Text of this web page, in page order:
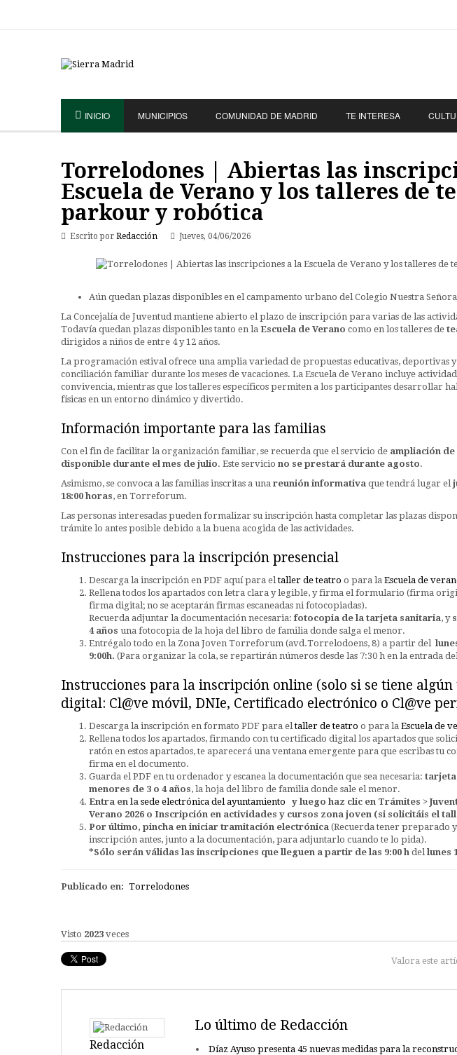
INICIO MUNICIPIOS COMUNIDAD DE MADRID TE INTERESA
Torrelodones | Abiertas las
Escuela de Verano y los talleres de
parkour y robótica
Escrito por Redacción Jueves, 04/06/2026
Aún quedan plazas disponibles en el campamento urbano del Colegio Nuestra
La Concejalía de Juventud mantiene abierto el plazo de inscripción para varias de las
Todavía quedan plazas disponibles tanto en la Escuela de Verano como en los talleres de
dirigidos a niños de entre 4 y 12 años.
La programación estival ofrece una amplia variedad de propuestas educativas, deportivas
conciliación familiar durante los meses de vacaciones. La Escuela de Verano incluye
convivencia, mientras que los talleres específicos permiten a los participantes desarrollar
físicas en un entorno dinámico y divertido.
Información importante para las familias
Con el fin de facilitar la organización familiar, se recuerda que el servicio de ampliación
disponible durante el mes de julio. Este servicio no se prestará durante agosto.
Asimismo, se convoca a las familias inscritas a una reunión informativa que tendrá lugar el
18:00 horas, en Torreforum.
Las personas interesadas pueden formalizar su inscripción hasta completar las plazas
trámite lo antes posible debido a la buena acogida de las actividades.
Instrucciones para la inscripción presencial
Descarga la inscripción en PDF aquí para eltaller de teatro o para la Escuela de
Rellena todos los apartados con letra clara y legible, y firma el formulario (firma
firma digital; no se aceptarán firmas escaneadas ni fotocopiadas).
Recuerda adjuntar la documentación necesaria: fotocopia de la tarjeta sanitaria, y
4 años una fotocopia de la hoja del libro de familia donde salga el menor.
Entrégalo todo en la Zona Joven Torreforum (avd.Torrelodoens, 8) a partir del
9:00h. (Para organizar la cola, se repartirán números desde las 7:30 h en la entrada
Instrucciones para la inscripción online (solo si se tiene
digital: Cl@ve móvil, DNIe, Certificado electrónico o Cl@ve
Descarga la inscripción en formato PDF para eltaller de teatro o para la Escuela de
Rellena todos los apartados, firmando con tu certificado digital los apartados que
ratón en estos apartados, te aparecerá una ventana emergente para que escribas tu
firma en el documento.
Guarda el PDF en tu ordenador y escanea la documentación que sea necesaria:
menores de 3 o 4 años, la hoja del libro de familia donde sale el menor.
Entra en la sede electrónica del ayuntamiento
y luego haz clic en Trámites >
Verano 2026 o Inscripción en actividades y cursos zona joven (si solicitáis el
Por último, pincha en iniciar tramitación electrónica (Recuerda tener preparado
inscripción antes, junto a la documentación, para adjuntarlo cuando te lo pida).
*Sólo serán válidas las inscripciones que lleguen a partir de las 9:00 h del lunes
Publicado en: Torrelodones
Visto 2023 veces
Valora este
Redacción
Lo último de Redacción
Díaz Ayuso presenta 45 nuevas medidas para la